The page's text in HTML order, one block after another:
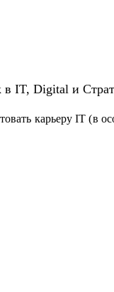
в IT, Digital и
карьеру IT (в